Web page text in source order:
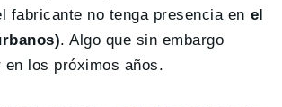
fabricante no tenga presencia en el
. Algo que sin embargo
en los próximos años.